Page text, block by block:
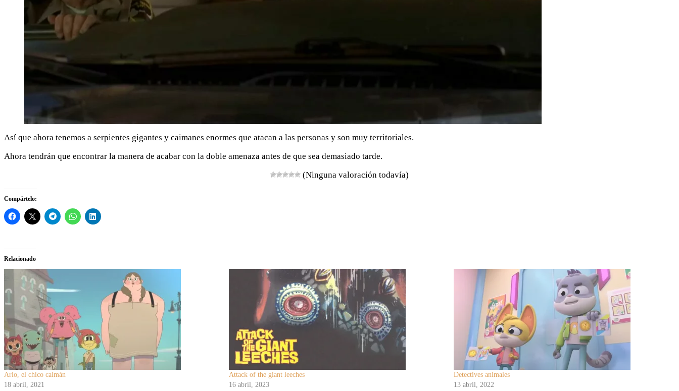
Así que ahora tenemos a serpientes gigantes y caimanes enormes que atacan a las personas y son muy territoriales.
Ahora tendrán que encontrar la manera de acabar con la doble amenaza antes de que sea demasiado tarde.
(Ninguna valoración todavía)
Compártelo:
Relacionado
Arlo, el chico caimán
18 abril, 2021
Attack of the giant leeches
16 abril, 2023
Detectives animales
13 abril, 2022